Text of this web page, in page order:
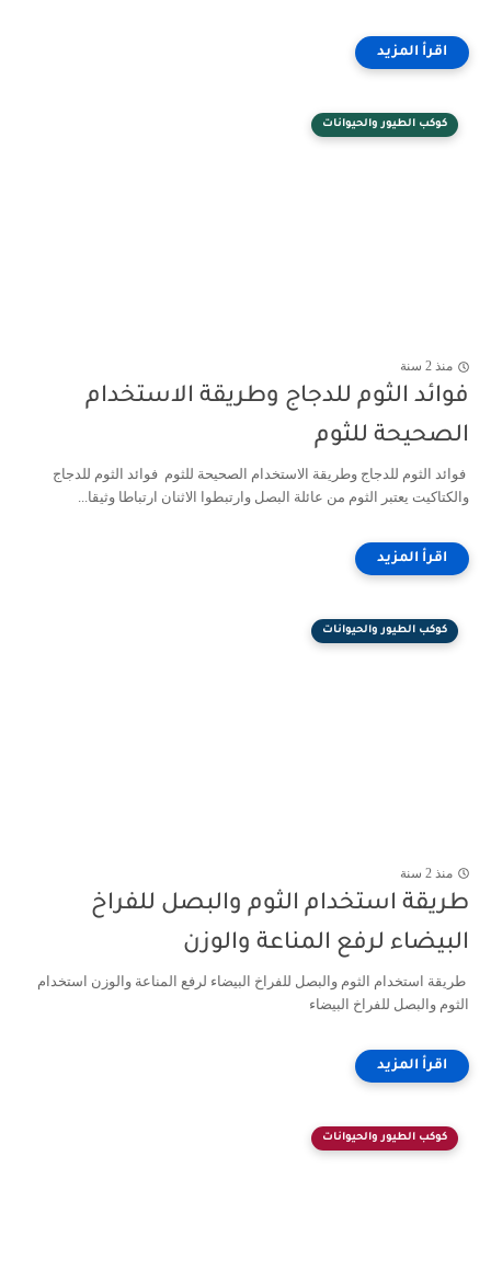
كوكب الطيور والحيوانات
منذ 2 سنة
فوائد الثوم للدجاج وطريقة الاستخدام
الصحيحة للثوم
فوائد الثوم للدجاج وطريقة الاستخدام الصحيحة للثوم فوائد الثوم للدجاج
والكتاكيت يعتبر الثوم من عائلة البصل وارتبطوا الاثنان ارتباطا وثيقا...
كوكب الطيور والحيوانات
منذ 2 سنة
طريقة استخدام الثوم والبصل للفراخ
البيضاء لرفع المناعة والوزن
طريقة استخدام الثوم والبصل للفراخ البيضاء لرفع المناعة والوزن استخدام
الثوم والبصل للفراخ البيضاء
كوكب الطيور والحيوانات